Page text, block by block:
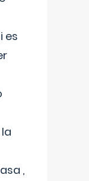
es
,